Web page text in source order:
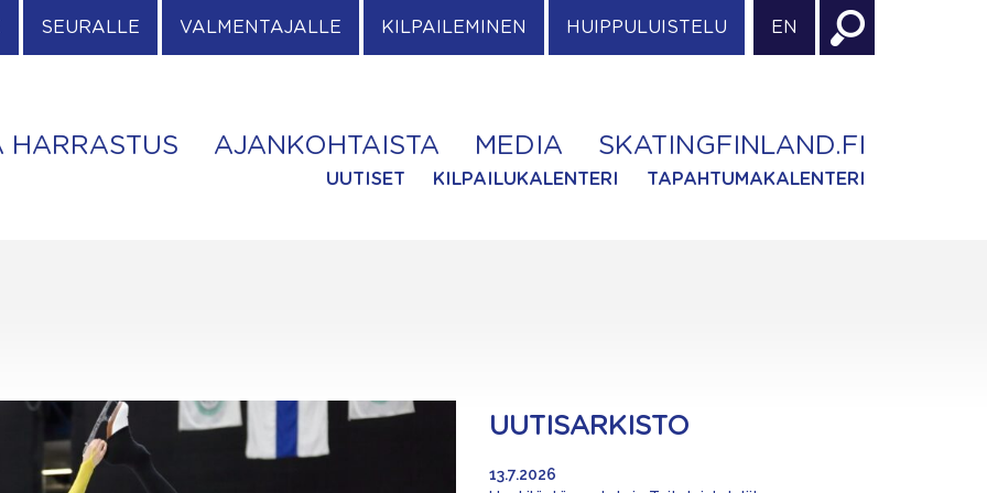
SEURALLE VALMENTAJALLE KILPAILEMINEN HUIPPULUISTELU EN
HARRASTUS AJANKOHTAISTA MEDIA SKATINGFINLAND.FI
UUTISET KILPAILUKALENTERI TAPAHTUMAKALENTERI
UUTISARKISTO
13.7.2026